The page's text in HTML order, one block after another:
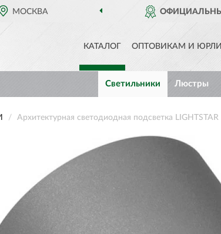
МОСКВА
КАТАЛОГ ОПТОВИКАМ И
Светильники Люстры
Архитектурная светодиодная подсветка